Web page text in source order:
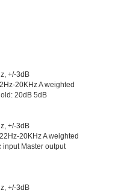
+/-3dB
20KHz A weighted
20dB 5dB
+/-3dB
20KHz A weighted
input Master output
+/-3dB